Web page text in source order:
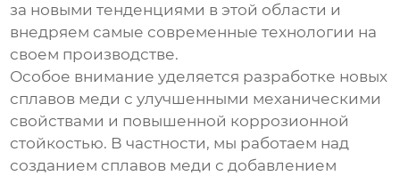
за новыми тенденциями в этой области и
внедряем самые современные технологии на
своем производстве.
Особое внимание уделяется разработке новых
сплавов меди с улучшенными механическими
свойствами и повышенной коррозионной
стойкостью. В частности, мы работаем над
созданием сплавов меди с добавлением